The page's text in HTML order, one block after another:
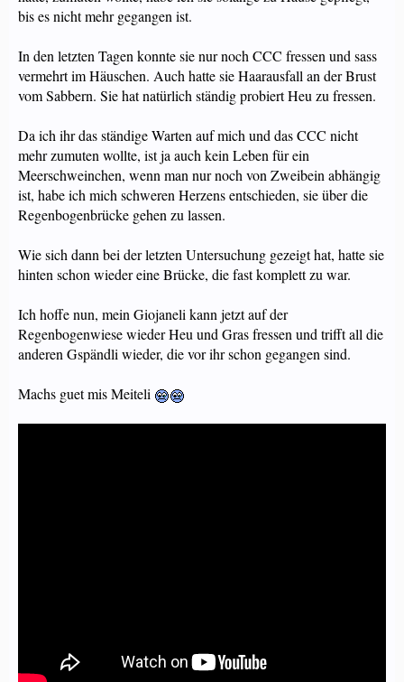
bis es nicht mehr gegangen ist.
In den letzten Tagen konnte sie nur noch CCC fressen und sass
vermehrt im Häuschen. Auch hatte sie Haarausfall an der Brust
vom Sabbern. Sie hat natürlich ständig probiert Heu zu fressen.
Da ich ihr das ständige Warten auf mich und das CCC nicht
mehr zumuten wollte, ist ja auch kein Leben für ein
Meerschweinchen, wenn man nur noch von Zweibein abhängig
ist, habe ich mich schweren Herzens entschieden, sie über die
Regenbogenbrücke gehen zu lassen.
Wie sich dann bei der letzten Untersuchung gezeigt hat, hatte sie
hinten schon wieder eine Brücke, die fast komplett zu war.
Ich hoffe nun, mein Giojaneli kann jetzt auf der
Regenbogenwiese wieder Heu und Gras fressen und trifft all die
anderen Gspändli wieder, die vor ihr schon gegangen sind.
Machs guet mis Meiteli